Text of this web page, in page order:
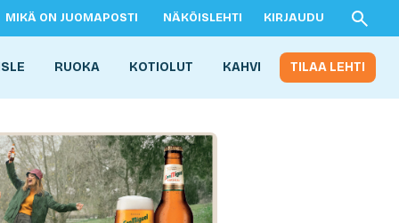
MIKÄ ON JUOMAPOSTI NÄKÖISLEHTI KIRJAUDU
RUOKA KOTIOLUT KAHVI TILAA LEHTI